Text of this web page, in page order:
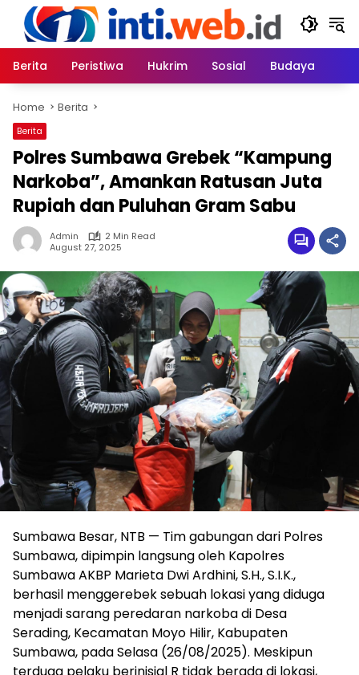
content
Berita
Peristiwa Hukrim Sosial Budaya
Home Berita
Berita
Polres Sumbawa Grebek “Kampung
Narkoba”, Amankan Ratusan Juta
Rupiah dan Puluhan Gram Sabu
Admin
2 Min Read
August 27, 2025
Sumbawa Besar, NTB — Tim gabungan dari Polres
Sumbawa, dipimpin langsung oleh Kapolres
Sumbawa AKBP Marieta Dwi Ardhini, S.H., S.I.K.,
berhasil menggerebek sebuah lokasi yang diduga
menjadi sarang peredaran narkoba di Desa
Serading, Kecamatan Moyo Hilir, Kabupaten
Sumbawa, pada Selasa (26/08/2025). Meskipun
terduga pelaku berinisial R tidak berada di lokasi,